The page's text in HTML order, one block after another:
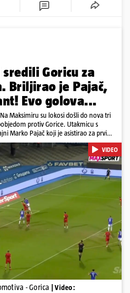
sredili Goricu za
Briljirao je Pajač,
Evo golova...
Na Maksimiru su lokosi došli do nova tri
protiv Gorice. Utakmicu s
Marko Pajač koji je asistirao za prvi
je pritiskala i nizala šanse, ali onda
sele na vrh tablice s Osijekom
videa...
VIDEO
- Gorica
| Video: